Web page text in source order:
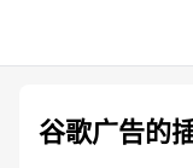
谷歌广告的